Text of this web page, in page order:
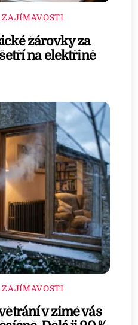
ZAJÍMAVOSTI
žárovky za
na elektřině
ZAJÍMAVOSTI
v zimě vás